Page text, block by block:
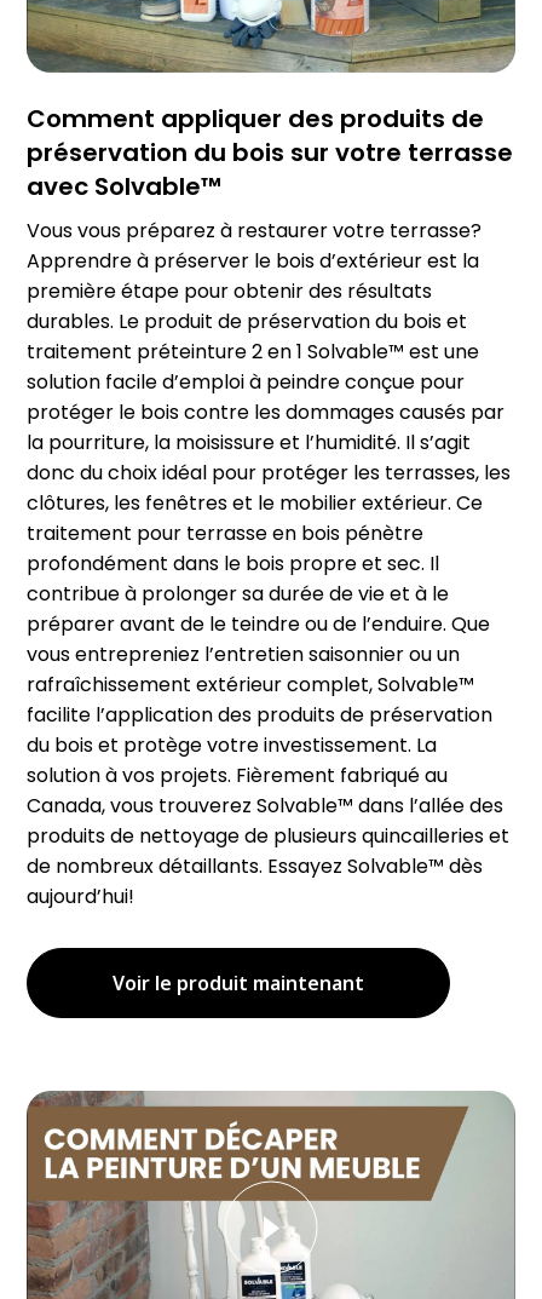
Comment appliquer des produits de
préservation du bois sur votre terrasse
avec Solvable™
Vous vous préparez à restaurer votre terrasse?
Apprendre à préserver le bois d’extérieur est la
première étape pour obtenir des résultats
durables. Le produit de préservation du bois et
traitement préteinture 2 en 1 Solvable™ est une
solution facile d’emploi à peindre conçue pour
protéger le bois contre les dommages causés par
la pourriture, la moisissure et l’humidité. Il s’agit
donc du choix idéal pour protéger les terrasses, les
clôtures, les fenêtres et le mobilier extérieur. Ce
traitement pour terrasse en bois pénètre
profondément dans le bois propre et sec. Il
contribue à prolonger sa durée de vie et à le
préparer avant de le teindre ou de l’enduire. Que
vous entrepreniez l’entretien saisonnier ou un
rafraîchissement extérieur complet, Solvable™
facilite l’application des produits de préservation
du bois et protège votre investissement. La
solution à vos projets. Fièrement fabriqué au
Canada, vous trouverez Solvable™ dans l’allée des
produits de nettoyage de plusieurs quincailleries et
de nombreux détaillants. Essayez Solvable™ dès
aujourd’hui!
Voir le produit maintenant